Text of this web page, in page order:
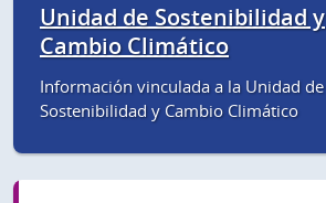
Unidad de Sostenibilidad y
Cambio Climático
Información vinculada a la Unidad de
Sostenibilidad y Cambio Climático